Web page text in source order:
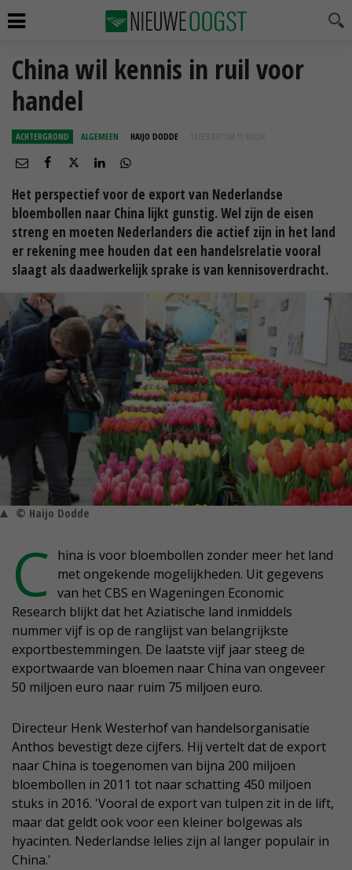
China wil kennis in ruil voor
handel
ACHTERGROND ALGEMEEN HAIJO DODDE 14 FEB 2017 OM 11:43
Het perspectief voor de export van Nederlandse
bloembollen naar China lijkt gunstig. Wel zijn de eisen
streng en moeten Nederlanders die actief zijn in het land
er rekening mee houden dat een handelsrelatie vooral
slaagt als daadwerkelijk sprake is van kennisoverdracht.
© Haijo Dodde
C hina is voor bloembollen zonder meer het land
met ongekende mogelijkheden. Uit gegevens
van het CBS en Wageningen Economic
Research blijkt dat het Aziatische land inmiddels
nummer vijf is op de ranglijst van belangrijkste
exportbestemmingen. De laatste vijf jaar steeg de
exportwaarde van bloemen naar China van ongeveer
50 miljoen euro naar ruim 75 miljoen euro.
Directeur Henk Westerhof van handelsorganisatie
Anthos bevestigt deze cijfers. Hij vertelt dat de export
naar China is toegenomen van bijna 200 miljoen
bloembollen in 2011 tot naar schatting 450 miljoen
stuks in 2016. 'Vooral de export van tulpen zit in de lift,
maar dat geldt ook voor een kleiner bolgewas als
hyacinten. Nederlandse lelies zijn al langer populair in
China.'